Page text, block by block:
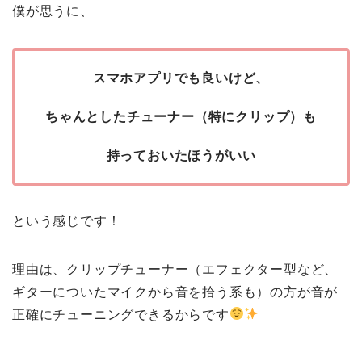
僕が思うに、
スマホアプリでも良いけど、
ちゃんとしたチューナー（特にクリップ）も
持っておいたほうがいい
という感じです！
理由は、クリップチューナー（エフェクター型など、
ギターについたマイクから音を拾う系も）の方が音が
正確にチューニングできるからです